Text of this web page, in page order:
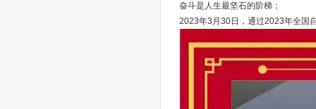
奋斗是人生最坚石的阶梯；
2023年3月30日，通过2023年全国